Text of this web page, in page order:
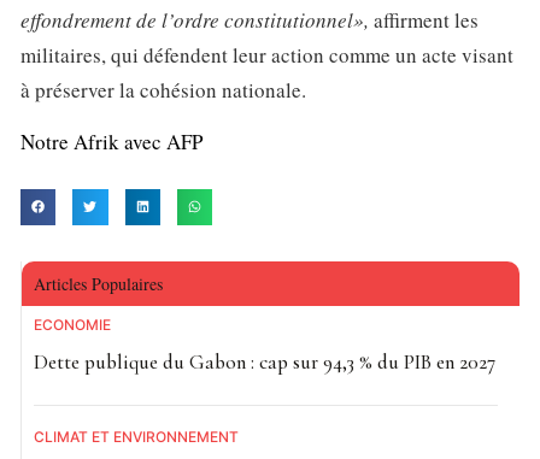
effondrement de l’ordre constitutionnel», affirment les
militaires, qui défendent leur action comme un acte visant
à préserver la cohésion nationale.
Notre Afrik avec AFP
Articles Populaires
ECONOMIE
Dette publique du Gabon : cap sur 94,3 % du PIB en 2027
CLIMAT ET ENVIRONNEMENT